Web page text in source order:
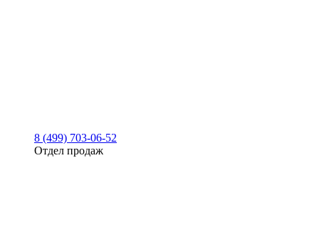
8 (499) 703-06-52
Отдел продаж